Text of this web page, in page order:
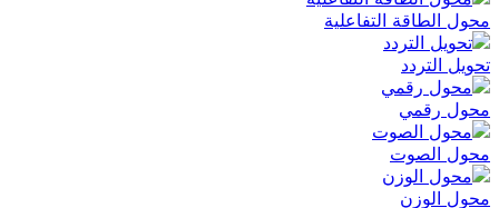
محول الطاقة التفاعلية
تحويل التردد
محول رقمي
محول الصوت
محول الوزن